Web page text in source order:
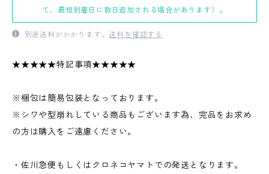
て、最短到着日に数日追加される場合があります）。
別途送料がかかります。送料を確認する
★★★★★特記事項★★★★★
※梱包は簡易包装となっております。
※シワや型崩れしている商品もございます為、完品をお求め
の方は購入をご遠慮ください。
・佐川急便もしくはクロネコヤマトでの発送となります。